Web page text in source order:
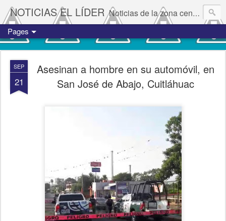
NOTICIAS EL LÍDER Noticias de la zona centro del estado de Veracruz.
Pages
SEP
21
Asesinan a hombre en su automóvil, en
San José de Abajo, Cuitláhuac